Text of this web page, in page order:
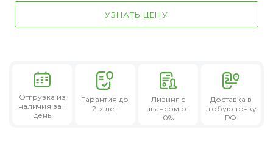
УЗНАТЬ ЦЕНУ
Отгрузка из
наличия за 1
день
Гарантия до
2-х лет
Лизингс
авансом от
0%
Доставка в
любую точку
РФ